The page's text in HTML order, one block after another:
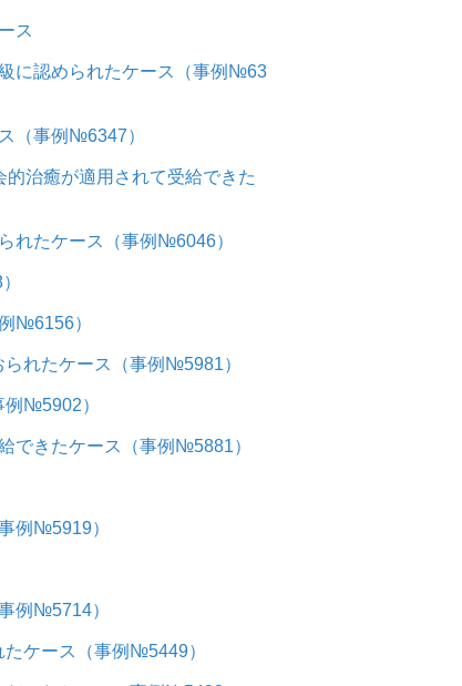
ス
に認められたケース（事例№63
（事例№6347）
的治癒が適用されて受給できた
れたケース（事例№6046）
№6156）
れたケース（事例№5981）
例№5902）
できたケース（事例№5881）
例№5919）
例№5714）
ケース（事例№5449）